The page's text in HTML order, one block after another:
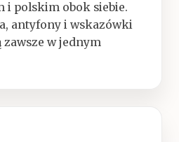
i polskim obok siebie.
antyfony i wskazówki
zawsze w jednym